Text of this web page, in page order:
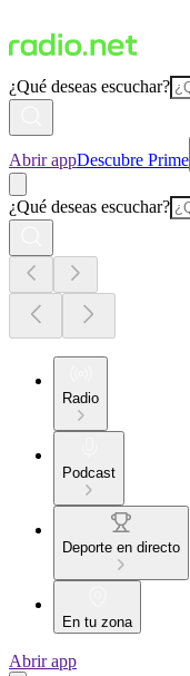
¿Qué deseas escuchar?
Abrir appDescubre Prime
¿Qué deseas escuchar?
Radio
Podcast
Deporte en directo
En tu zona
Abrir app